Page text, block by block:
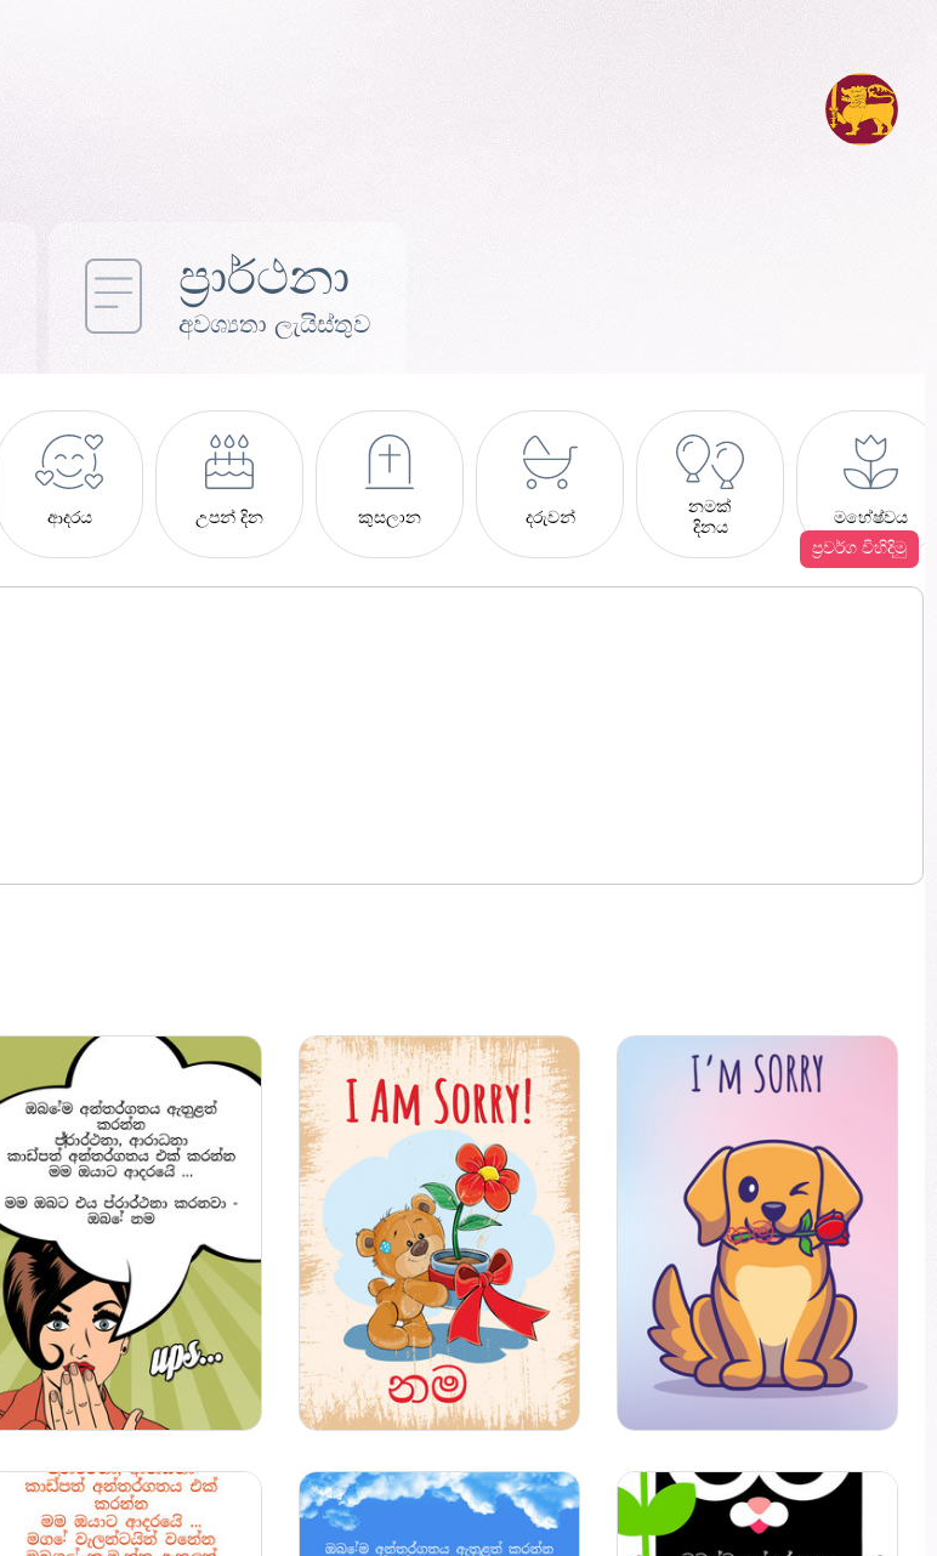
ප්‍රාර්ථනා
අවශ්‍යතා ලැයිස්තුව
ආදරය උපන් දින කුසලාන දරුවන්
නමක්
දිනය
මහේෂ්වය
ප්‍රවර්ග විහිදිමු